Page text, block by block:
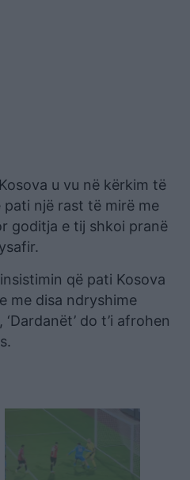
u vu në kërkim të
një rast të mirë me
goditja e tij shkoi pranë
që pati Kosova
me disa ndryshime
do t’i afrohen